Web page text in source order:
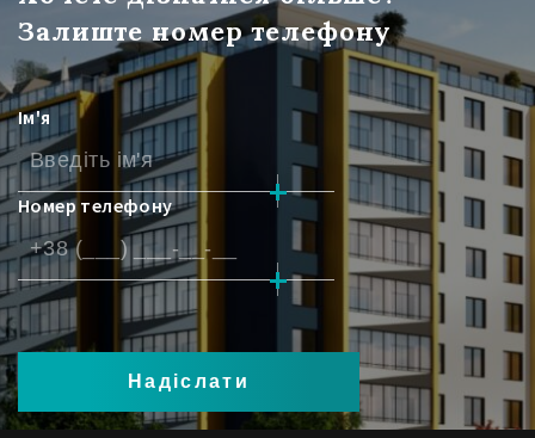
Залиште номер телефону
Ім'я
Номер телефону